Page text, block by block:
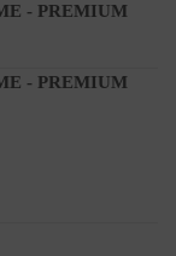
- PREMIUM
- PREMIUM